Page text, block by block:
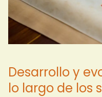
Desarrollo y
lo largo de los